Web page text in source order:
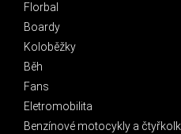
Florbal
Boardy
Koloběžky
Běh
Fans
Eletromobilita
Benzínové motocykly a